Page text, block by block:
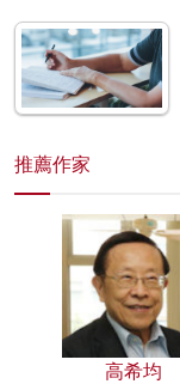
推薦作家
高希均